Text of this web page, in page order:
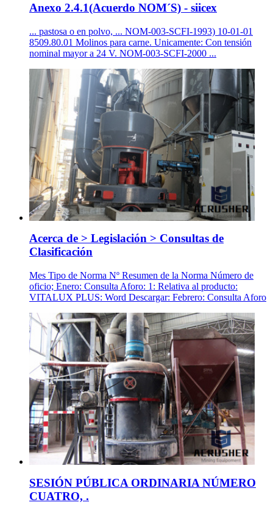
Anexo 2.4.1(Acuerdo NOM´S) - siicex
... pastosa o en polvo, ... NOM-003-SCFI-1993) 10-01-01
8509.80.01 Molinos para carne. Unicamente: Con tensión
nominal mayor a 24 V. NOM-003-SCFI-2000 ...
Acerca de > Legislación > Consultas de
Clasificación
Mes Tipo de Norma Nº Resumen de la Norma Número de
oficio; Enero: Consulta Aforo: 1: Relativa al producto:
VITALUX PLUS: Word Descargar: Febrero: Consulta Aforo
SESIÓN PÚBLICA ORDINARIA NÚMERO
CUATRO, .